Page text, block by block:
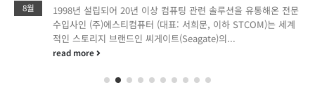
8월
1998년 설립되어 20년 이상 컴퓨팅 관련 솔루션을 유통해온 전문
수입사인 (주)에스티컴퓨터 (대표: 서희문, 이하 STCOM)는 세계
적인 스토리지 브랜드인 씨게이트(Seagate)의...
read more